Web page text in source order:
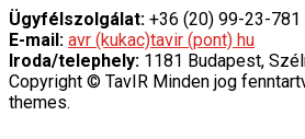
Ügyfélszolgálat: +36 (20) 99-23-781
E-mail: avr (kukac)tavir (pont) hu
Iroda/telephely: 1181 Budapest,
Copyright © TavIR Minden jog
themes.